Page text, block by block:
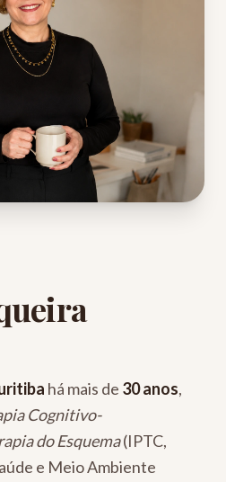
há mais de 30 anos,
Cognitivo-
do Esquema(IPTC,
e Meio Ambiente